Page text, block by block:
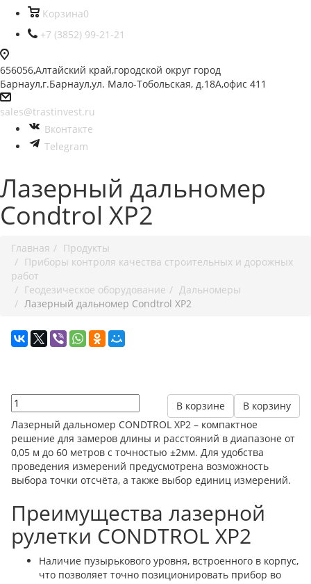
Корзина0
+7 (3852) 99-21-21
656056,Алтайский край,городской округ город
Барнаул,г.Барнаул,ул. Мало-Тобольская, д.18А,офис 411
sales@trastinvest.ru
Вконтакте
Telegram
Лазерный дальномер
Condtrol XP2
Главная
Продукты
Приборы контроля качества строительных и дорожных
работ
Геодезическое оборудование
Дальномеры
Лазерный дальномер Condtrol XP2
В корзину
В корзине
Лазерный дальномер CONDTROL XP2 – компактное
решение для замеров длины и расстояний в диапазоне от
0,05 м до 60 метров с точностью ±2мм. Для удобства
проведения измерений предусмотрена возможность
выбора точки отсчёта, а также выбор единиц измерений.
Преимущества лазерной
рулетки CONDTROL XP2
Наличие пузырькового уровня, встроенного в корпус,
что позволяет точно позиционировать прибор во